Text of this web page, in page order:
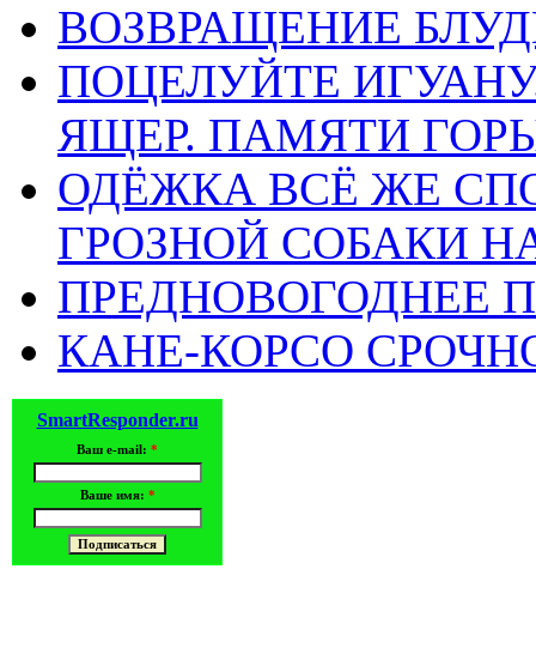
ВОЗВРАЩЕНИЕ
ПОЦЕЛУЙТЕ
ЯЩЕР. ПАМЯТИ
ОДЁЖКА ВСЁ ЖЕ
ГРОЗНОЙ СОБАКИ
ПРЕДНОВОГОДНЕЕ
КАНЕ-КОРСО
SmartResponder.ru
Ваш e-mail: *
Ваше имя: *